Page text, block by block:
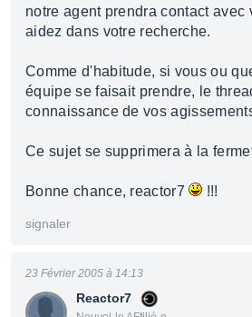
notre agent prendra contact avec
aidez dans votre recherche.
Comme d'habitude, si vous ou
équipe se faisait prendre, le
connaissance de vos
Ce sujet se supprimera à la
Bonne chance, reactor7 !!!
signaler
Reactor7
23 Février 2005 à 14:13